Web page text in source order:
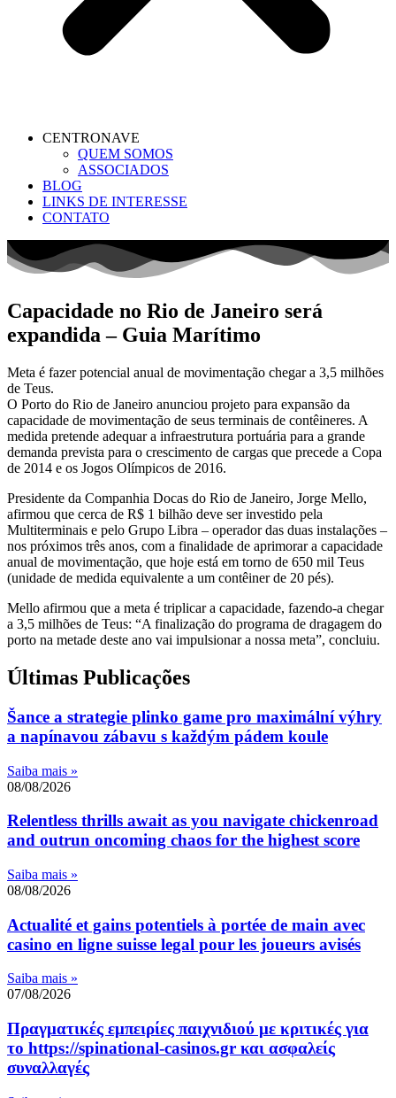
CENTRONAVE
QUEM SOMOS
ASSOCIADOS
BLOG
LINKS DE INTERESSE
CONTATO
Capacidade no Rio de Janeiro será
expandida – Guia Marítimo
Meta é fazer potencial anual de movimentação chegar a 3,5 milhões
de Teus.
O Porto do Rio de Janeiro anunciou projeto para expansão da
capacidade de movimentação de seus terminais de contêineres. A
medida pretende adequar a infraestrutura portuária para a grande
demanda prevista para o crescimento de cargas que precede a Copa
de 2014 e os Jogos Olímpicos de 2016.
Presidente da Companhia Docas do Rio de Janeiro, Jorge Mello,
afirmou que cerca de R$ 1 bilhão deve ser investido pela
Multiterminais e pelo Grupo Libra – operador das duas instalações –
nos próximos três anos, com a finalidade de aprimorar a capacidade
anual de movimentação, que hoje está em torno de 650 mil Teus
(unidade de medida equivalente a um contêiner de 20 pés).
Mello afirmou que a meta é triplicar a capacidade, fazendo-a chegar
a 3,5 milhões de Teus: “A finalização do programa de dragagem do
porto na metade deste ano vai impulsionar a nossa meta”, concluiu.
Últimas Publicações
Šance a strategie plinko game pro maximální výhry
a napínavou zábavu s každým pádem koule
Saiba mais »
08/08/2026
Relentless thrills await as you navigate chickenroad
and outrun oncoming chaos for the highest score
Saiba mais »
08/08/2026
Actualité et gains potentiels à portée de main avec
casino en ligne suisse legal pour les joueurs avisés
Saiba mais »
07/08/2026
Πραγματικές εμπειρίες παιχνιδιού με κριτικές για
το https://spinational-casinos.gr και ασφαλείς
συναλλαγές